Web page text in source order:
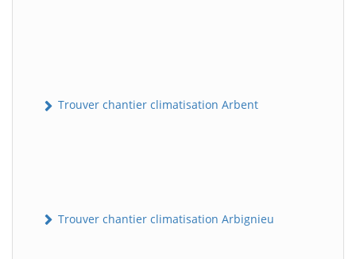
Trouver chantier climatisation Arbent
Trouver chantier climatisation Arbignieu